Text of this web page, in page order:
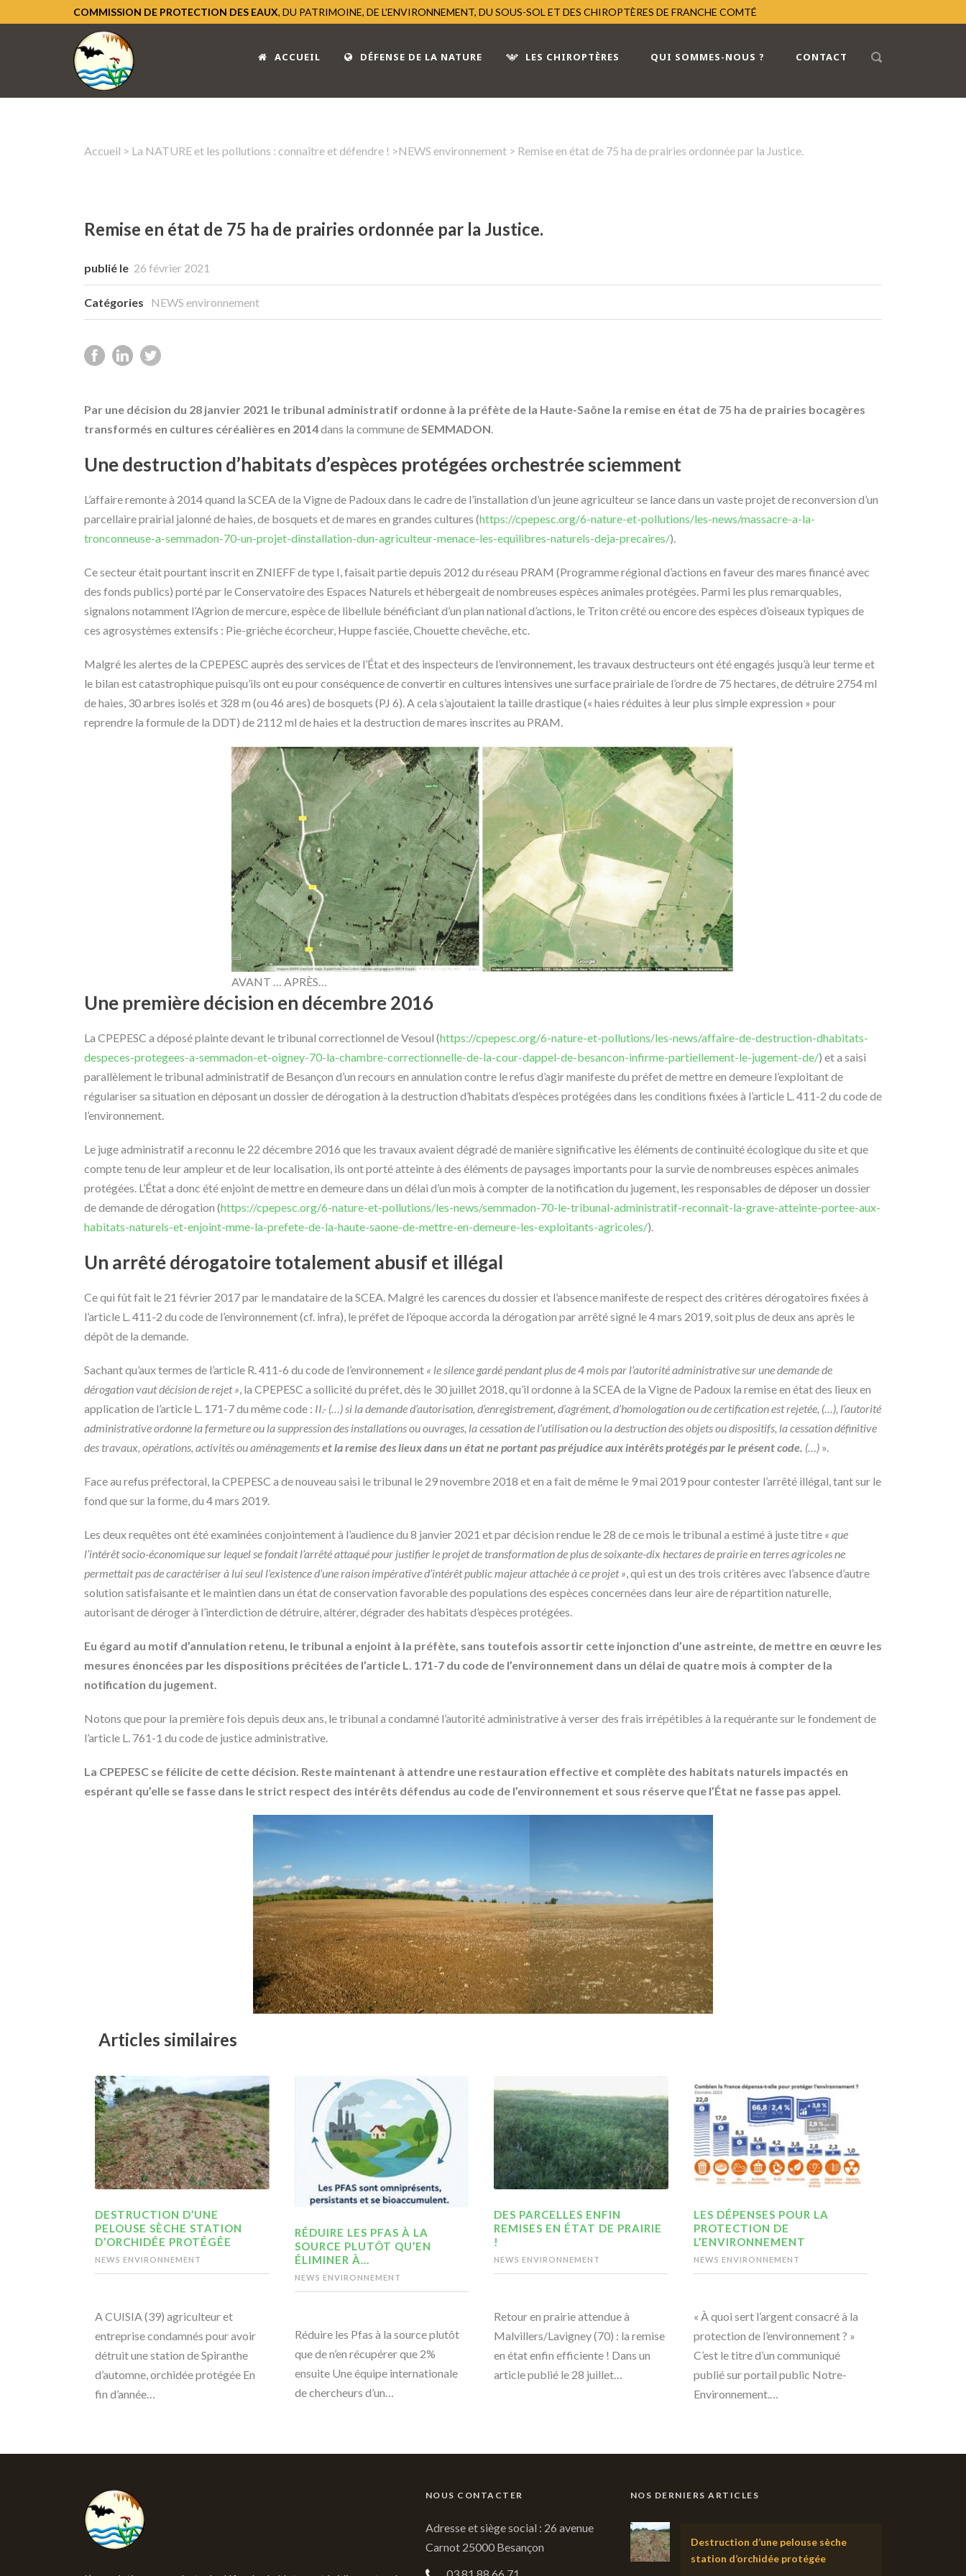
COMMISSION DE PROTECTION DES EAUX, DU PATRIMOINE, DE L'ENVIRONNEMENT, DU SOUS-SOL ET DES CHIROPTÈRES DE FRANCHE COMTÉ
ACCUEIL DÉFENSE DE LA NATURE LES CHIROPTÈRES QUI SOMMES-NOUS ? CONTACT
Accueil > La NATURE et les pollutions : connaître et défendre ! >NEWS environnement > Remise en état de 75 ha de prairies ordonnée par la Justice.
Remise en état de 75 ha de prairies ordonnée par la Justice.
publié le 26 février 2021
Catégories NEWS environnement
Par une décision du 28 janvier 2021 le tribunal administratif ordonne à la préfète de la Haute-Saône la remise en état de 75 ha de prairies bocagères
transformés en cultures céréalières en 2014dans la commune deSEMMADON.
Une destruction d’habitats d’espèces protégées orchestrée sciemment
L’affaire remonte à 2014 quand la SCEA de la Vigne de Padoux dans le cadre de l’installation d’un jeune agriculteur se lance dans un vaste projet de reconversion d’un
parcellaire prairial jalonné de haies, de bosquets et de mares en grandes cultures (https://cpepesc.org/6-nature-et-pollutions/les-news/massacre-a-la-
tronconneuse-a-semmadon-70-un-projet-dinstallation-dun-agriculteur-menace-les-equilibres-naturels-deja-precaires/).
Ce secteur était pourtant inscrit en ZNIEFF de type I, faisait partie depuis 2012 du réseau PRAM (Programme régional d’actions en faveur des mares financé avec
des fonds publics) porté par le Conservatoire des Espaces Naturels et hébergeait de nombreuses espèces animales protégées. Parmi les plus remarquables,
signalons notamment l’Agrion de mercure, espèce de libellule bénéficiant d’un plan national d’actions, le Triton crêté ou encore des espèces d’oiseaux typiques de
ces agrosystèmes extensifs : Pie-grièche écorcheur, Huppe fasciée, Chouette chevêche, etc.
Malgré les alertes de la CPEPESC auprès des services de l’État et des inspecteurs de l’environnement, les travaux destructeurs ont été engagés jusqu’à leur terme et
le bilan est catastrophique puisqu’ils ont eu pour conséquence de convertir en cultures intensives une surface prairiale de l’ordre de 75 hectares, de détruire 2754 ml
de haies, 30 arbres isolés et 328 m (ou 46 ares) de bosquets (PJ 6). A cela s’ajoutaient la taille drastique (« haies réduites à leur plus simple expression » pour
reprendre la formule de la DDT) de 2112 ml de haies et la destruction de mares inscrites au PRAM.
AVANT … APRÈS…
Une première décision en décembre 2016
La CPEPESC a déposé plainte devant le tribunal correctionnel de Vesoul (https://cpepesc.org/6-nature-et-pollutions/les-news/affaire-de-destruction-dhabitats-
despeces-protegees-a-semmadon-et-oigney-70-la-chambre-correctionnelle-de-la-cour-dappel-de-besancon-infirme-partiellement-le-jugement-de/) et a saisi
parallèlement le tribunal administratif de Besançon d’un recours en annulation contre le refus d’agir manifeste du préfet de mettre en demeure l’exploitant de
régulariser sa situation en déposant un dossier de dérogation à la destruction d’habitats d’espèces protégées dans les conditions fixées à l’article L. 411-2 du code de
l’environnement.
Le juge administratif a reconnu le 22 décembre 2016 que les travaux avaient dégradé de manière significative les éléments de continuité écologique du site et que
compte tenu de leur ampleur et de leur localisation, ils ont porté atteinte à des éléments de paysages importants pour la survie de nombreuses espèces animales
protégées. L’État a donc été enjoint de mettre en demeure dans un délai d’un mois à compter de la notification du jugement, les responsables de déposer un dossier
de demande de dérogation (https://cpepesc.org/6-nature-et-pollutions/les-news/semmadon-70-le-tribunal-administratif-reconnait-la-grave-atteinte-portee-aux-
habitats-naturels-et-enjoint-mme-la-prefete-de-la-haute-saone-de-mettre-en-demeure-les-exploitants-agricoles/).
Un arrêté dérogatoire totalement abusif et illégal
Ce qui fût fait le 21 février 2017 par le mandataire de la SCEA. Malgré les carences du dossier et l’absence manifeste de respect des critères dérogatoires fixées à
l’article L. 411-2 du code de l’environnement (cf. infra), le préfet de l’époque accorda la dérogation par arrêté signé le 4 mars 2019, soit plus de deux ans après le
dépôt de la demande.
Sachant qu’aux termes de l’article R. 411-6 du code de l’environnement « le silence gardé pendant plus de 4 mois par l’autorité administrative sur une demande de
dérogation vaut décision de rejet », la CPEPESC a sollicité du préfet, dès le 30 juillet 2018, qu’il ordonne à la SCEA de la Vigne de Padoux la remise en état des lieux en
application de l’article L. 171-7 du même code : II.- (…) si la demande d’autorisation, d’enregistrement, d’agrément, d’homologation ou de certification est rejetée, (…), l’autorité
administrative ordonne la fermeture ou la suppression des installations ou ouvrages, la cessation de l’utilisation ou la destruction des objets ou dispositifs, la cessation définitive
des travaux, opérations, activités ou aménagementset la remise des lieux dans un état ne portant pas préjudice aux intérêts protégés par le présent code. (…) ».
Face au refus préfectoral, la CPEPESC a de nouveau saisi le tribunal le 29 novembre 2018 et en a fait de même le 9 mai 2019 pour contester l’arrêté illégal, tant sur le
fond que sur la forme, du 4 mars 2019.
Les deux requêtes ont été examinées conjointement à l’audience du 8 janvier 2021 et par décision rendue le 28 de ce mois le tribunal a estimé à juste titre « que
l’intérêt socio-économique sur lequel se fondait l’arrêté attaqué pour justifier le projet de transformation de plus de soixante-dix hectares de prairie en terres agricoles ne
permettait pas de caractériser à lui seul l’existence d’une raison impérative d’intérêt public majeur attachée à ce projet », qui est un des trois critères avec l’absence d’autre
solution satisfaisante et le maintien dans un état de conservation favorable des populations des espèces concernées dans leur aire de répartition naturelle,
autorisant de déroger à l’interdiction de détruire, altérer, dégrader des habitats d’espèces protégées.
Eu égard au motif d’annulation retenu, le tribunal a enjoint à la préfète, sans toutefois assortir cette injonction d’une astreinte, de mettre en œuvre les
mesures énoncées par les dispositions précitées de l’article L. 171-7 du code de l’environnement dans un délai de quatre mois à compter de la
notification du jugement.
Notons que pour la première fois depuis deux ans, le tribunal a condamné l’autorité administrative à verser des frais irrépétibles à la requérante sur le fondement de
l’article L. 761-1 du code de justice administrative.
La CPEPESC se félicite de cette décision. Reste maintenant à attendre une restauration effective et complète des habitats naturels impactés en
espérant qu’elle se fasse dans le strict respect des intérêts défendus au code de l’environnement et sous réserve que l’État ne fasse pas appel.
Articles similaires
DESTRUCTION D’UNE
PELOUSE SÈCHE STATION
D’ORCHIDÉE PROTÉGÉE
NEWS ENVIRONNEMENT
A CUISIA (39) agriculteur et
entreprise condamnés pour avoir
détruit une station de Spiranthe
d’automne, orchidée protégée En
fin d’année…
RÉDUIRE LES PFAS À LA
SOURCE PLUTÔT QU’EN
ÉLIMINER À…
NEWS ENVIRONNEMENT
Réduire les Pfas à la source plutôt
que de n’en récupérer que 2%
ensuite Une équipe internationale
de chercheurs d’un…
DES PARCELLES ENFIN
REMISES EN ÉTAT DE PRAIRIE
!
NEWS ENVIRONNEMENT
Retour en prairie attendue à
Malvillers/Lavigney (70) : la remise
en état enfin efficiente ! Dans un
article publié le 28 juillet…
LES DÉPENSES POUR LA
PROTECTION DE
L’ENVIRONNEMENT
NEWS ENVIRONNEMENT
« À quoi sert l’argent consacré à la
protection de l’environnement ? »
C’est le titre d’un communiqué
publié sur portail public Notre-
Environnement.…
NOUS CONTACTER
Adresse et siège social : 26 avenue
Carnot 25000 Besançon
NOS DERNIERS ARTICLES
Destruction d’une pelouse sèche
station d’orchidée protégée